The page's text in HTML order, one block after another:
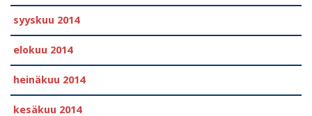
syyskuu 2014
elokuu 2014
heinäkuu 2014
kesäkuu 2014